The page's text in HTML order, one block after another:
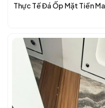
Thực Tế Đá Ốp Mặt Tiền